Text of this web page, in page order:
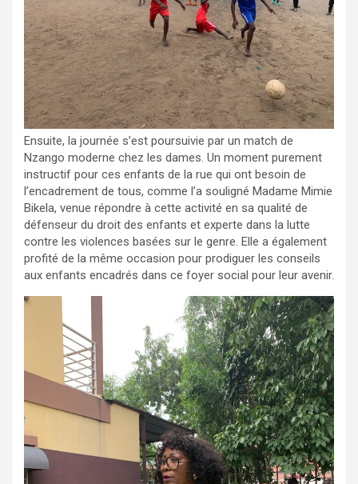
Ensuite, la journée s’est poursuivie par un match de
Nzango moderne chez les dames. Un moment purement
instructif pour ces enfants de la rue qui ont besoin de
l’encadrement de tous, comme l’a souligné Madame Mimie
Bikela, venue répondre à cette activité en sa qualité de
défenseur du droit des enfants et experte dans la lutte
contre les violences basées sur le genre. Elle a également
profité de la même occasion pour prodiguer les conseils
aux enfants encadrés dans ce foyer social pour leur avenir.